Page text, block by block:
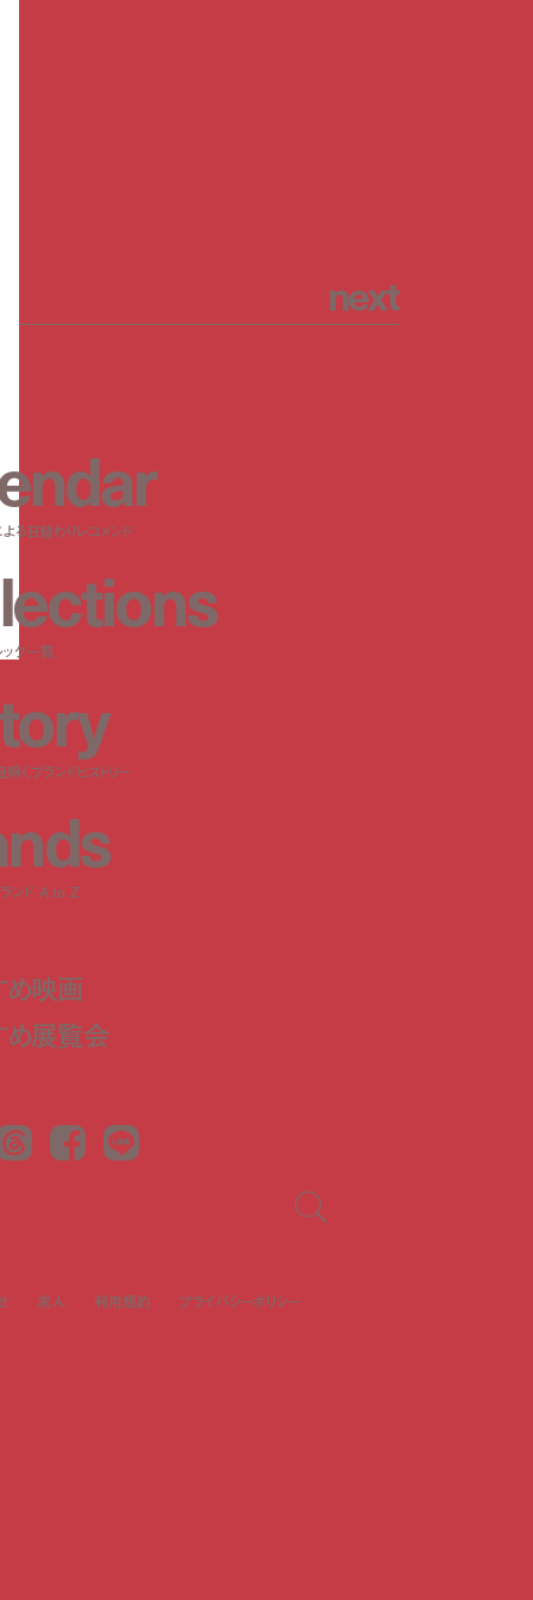
next
ndar
る日替わりレコメンド
ections
ック一覧
ory
くブランドヒストリー
nds
ランド A to Z
映画
展覧会
Facebook LINE
求人 利用規約 プライバシーポリシー